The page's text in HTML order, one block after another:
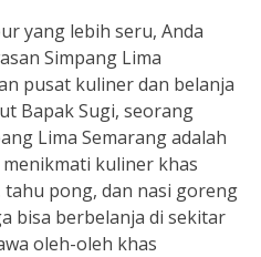
yang lebih seru, Anda
Simpang Lima
pusat kuliner dan belanja
Bapak Sugi, seorang
Lima Semarang adalah
kuliner khas
pong, dan nasi goreng
bisa berbelanja di sekitar
oleh-oleh khas